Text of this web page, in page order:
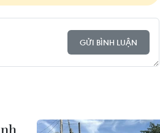
GỬI BÌNH LUẬN